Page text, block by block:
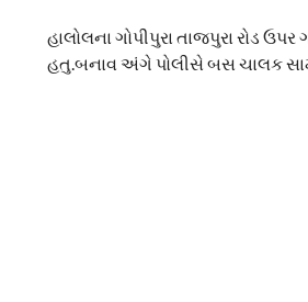
હાલોલના ગોપીપુરા તાજપુરા રોડ
હતુ.બનાવ અંગે પોલીસે બસ ચાલક